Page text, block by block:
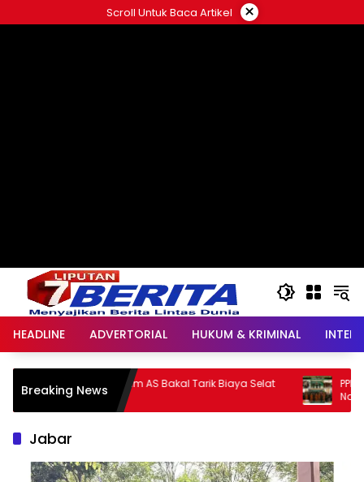
ke
Scroll Untuk Baca Artikel ×
HEADLINE ADVERTORIAL HUKUM & KRIMINAL
Breaking News
Trump Klaim AS Bakal Tarik Biaya Selat
Hormuz
PPP AD
Nahkoda
2026-2031
Jabar